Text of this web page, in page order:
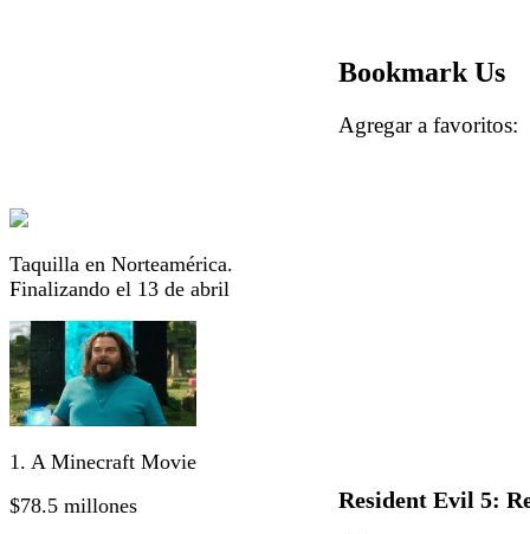
Taquilla en Norteamérica.
Finalizando el 13 de abril
1. A Minecraft Movie
$78.5 millones
Bookmark Us
Agregar a
Resident Evil 5: